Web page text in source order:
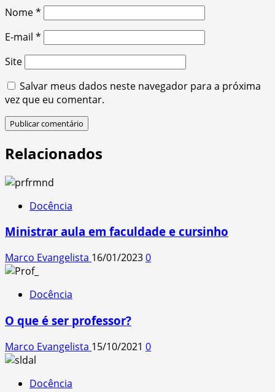
Nome*
E-mail *
Site
Salvar meus dados neste navegador para a próxima
vez que eu comentar.
Relacionados
Docência
Ministrar aula em faculdade e cursinho
Marco Evangelista 16/01/20230
Docência
O que é ser professor?
Marco Evangelista 15/10/2021 0
Docência